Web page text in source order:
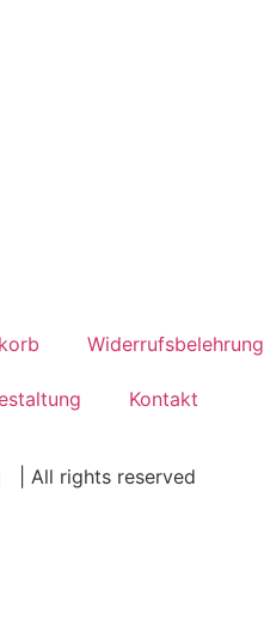
Widerrufsbelehrung
Kontakt
All rights reserved